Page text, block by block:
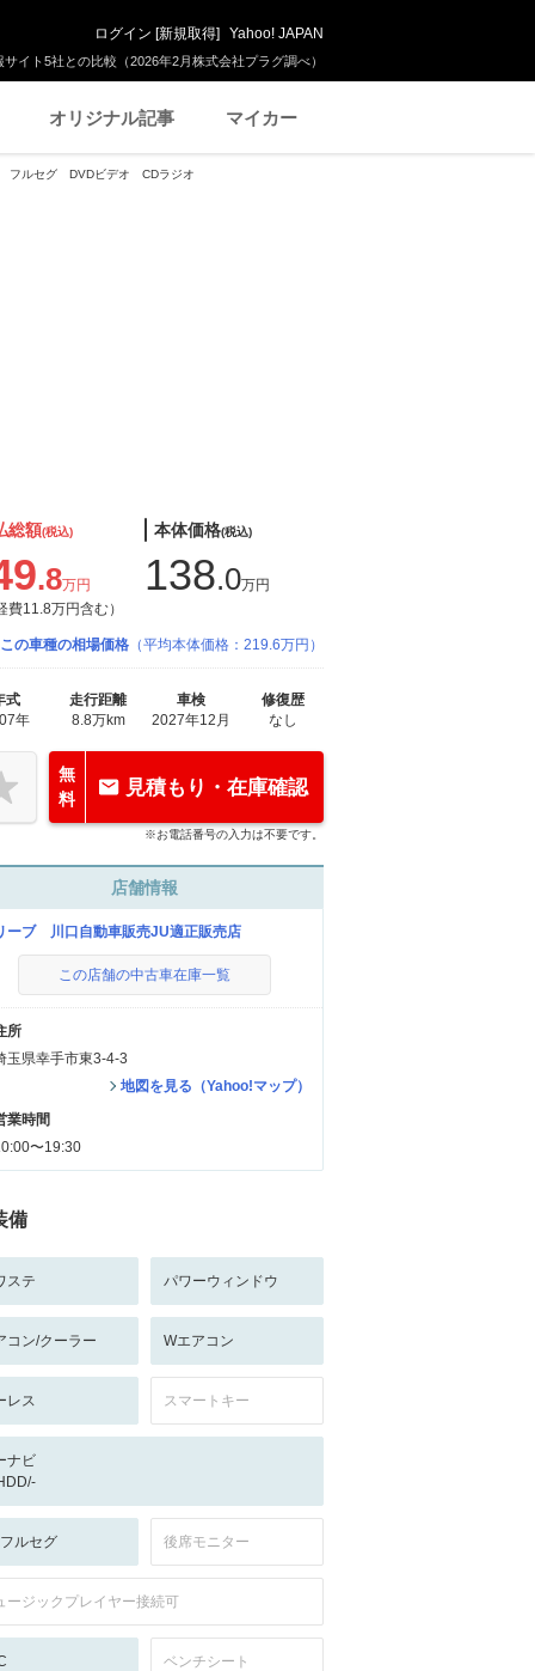
イト5社との比較（2026年2月株式会社プラグ調べ）
ログイン [新規取得] Yahoo! JAPAN
オリジナル記事 マイカー
フルセグ DVDビデオ CDラジオ
総額(税込)
.8万円
費11.8万円含む）
本体価格(税込)
138.0万円
この車種の相場価格 （平均本体価格：219.6万円）
式
年
走行距離
8.8万km
車検
2027年12月
修復歴
なし
無
料
見積もり・在庫確認
※お電話番号の入力は不要です。
店舗情報
ーブ 川口自動車販売JU適正販売店
この店舗の中古車在庫一覧
所
玉県幸手市東3-4-3
地図を見る（Yahoo!マップ）
業時間
〜19:30
備
ステ パワーウィンドウ
コン/クーラー Wエアコン
レス スマートキー
ナビ
ルセグ 後席モニター
ージックプレイヤー接続可
ベンチシート